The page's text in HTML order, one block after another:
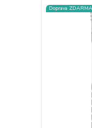
Doprava ZDARMA